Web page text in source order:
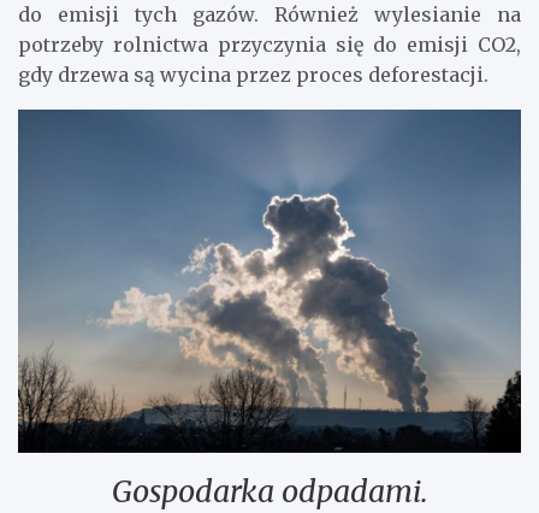
do emisji tych gazów. Również wylesianie na
potrzeby rolnictwa przyczynia się do emisji CO2,
gdy drzewa są wycina przez proces deforestacji.
Gospodarka odpadami.